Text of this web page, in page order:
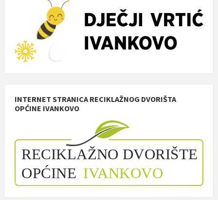
INTERNET STRANICA RECIKLAŽNOG DVORIŠTA
OPĆINE IVANKOVO